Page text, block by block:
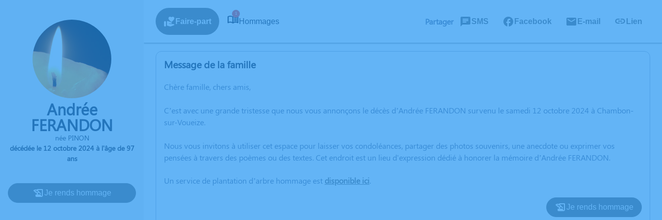
Andrée
FERANDON
née PINON
décédée le 12 octobre 2024 à l'âge de 97
ans
Je rends hommage
Faire-part
1
Hommages Partager SMS Facebook E-mail Lien
Message de la famille
Chère famille, chers amis,
C’est avec une grande tristesse que nous vous annonçons le décès d’Andrée FERANDON survenu le samedi 12 octobre 2024 à Chambon-
sur-Voueize.
Nous vous invitons à utiliser cet espace pour laisser vos condoléances, partager des photos souvenirs, une anecdote ou exprimer vos
pensées à travers des poèmes ou des textes. Cet endroit est un lieu d'expression dédié à honorer la mémoire d’Andrée FERANDON.
Un service de plantation d’arbre hommage est disponible ici.
Je rends hommage